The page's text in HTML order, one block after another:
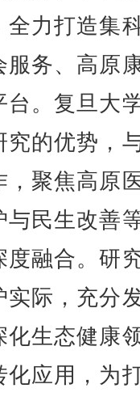
力打造集
服务、高原
。复旦大
的优势，
聚焦高原
民生改善
融合。研
际，充分
生态健康
化应用，为